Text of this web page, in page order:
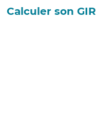
Calculer son GIR